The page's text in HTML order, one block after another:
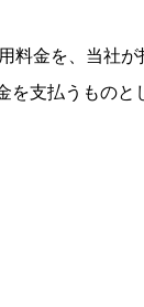
金を、当社が
支払うものと